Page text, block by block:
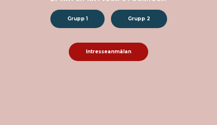
Grupp 1 Grupp 2
Intresseanmälan